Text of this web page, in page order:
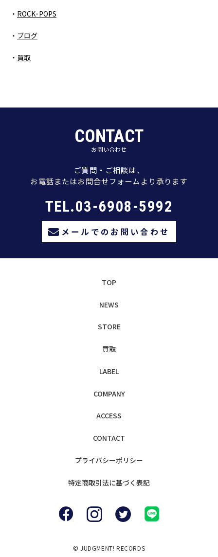
ROCK･POPS
ブログ
買取
CONTACT
お問い合わせ
ご質問・ご相談は、
お電話またはお問合せフォームより承ります
TEL.03-6908-5992
メールでのお問い合わせ
TOP
NEWS
STORE
買取
LABEL
COMPANY
ACCESS
CONTACT
プライバシーポリシー
特定商取引法に基づく表記
© JUDGMENT! RECORDS